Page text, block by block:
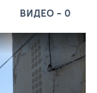
ВИДЕО - 0